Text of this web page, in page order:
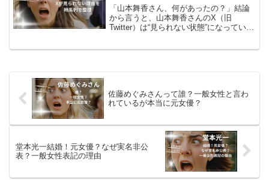
「山本舞香さん、何があったの？」結論
から言うと、山本舞香さんのX（旧
Twitter）は“見られない状態”になっていま
佐藤めぐみさんって誰？一般女性と言わ
れているが本当に元女優？
堂本光一結婚！元女優？なぜ実名非公
表？一般女性表記の理由